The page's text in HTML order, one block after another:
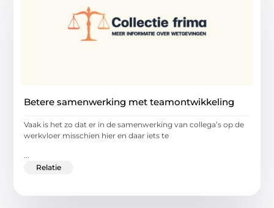
Betere samenwerking met teamontwikkeling
Vaak is het zo dat er in de samenwerking van collega’s op de
werkvloer misschien hier en daar iets te
...
Relatie